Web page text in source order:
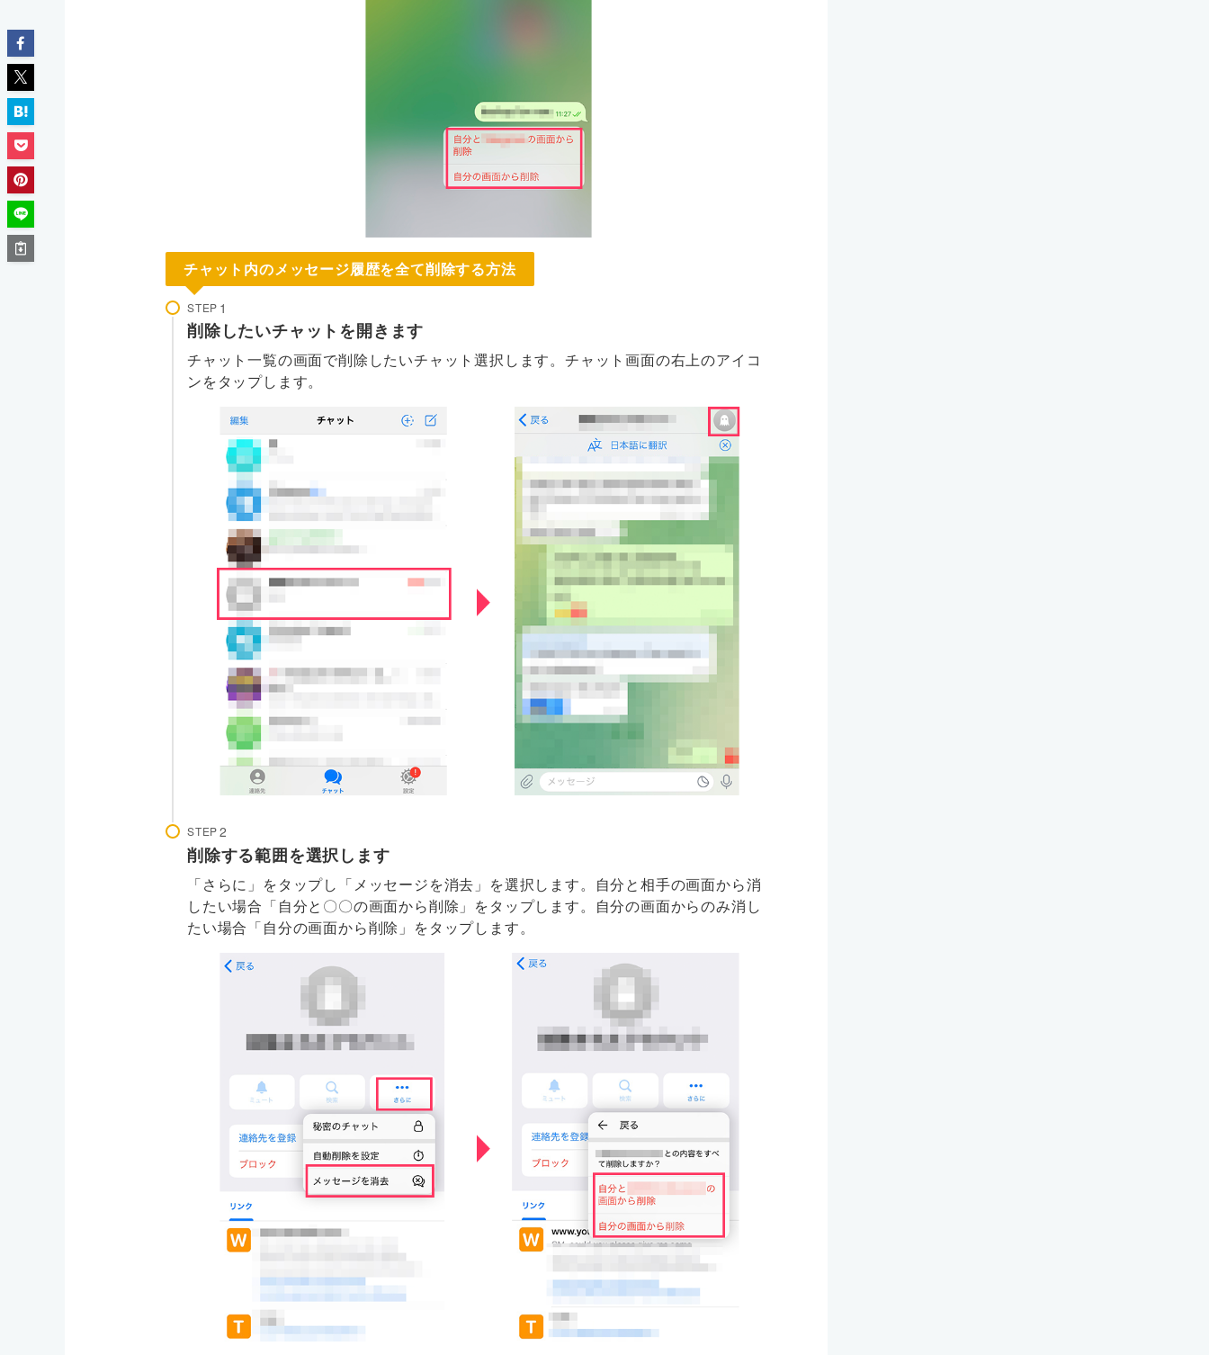
チャット内のメッセージ履歴を全て削除する方法
STEP
削除したいチャットを開きます
チャット一覧の画面で削除したいチャット選択します。チャット画面の右上のアイコ
ンをタップします。
STEP
削除する範囲を選択します
「さらに」をタップし「メッセージを消去」を選択します。自分と相手の画面から消
したい場合「自分と〇〇の画面から削除」をタップします。自分の画面からのみ消し
たい場合「自分の画面から削除」をタップします。